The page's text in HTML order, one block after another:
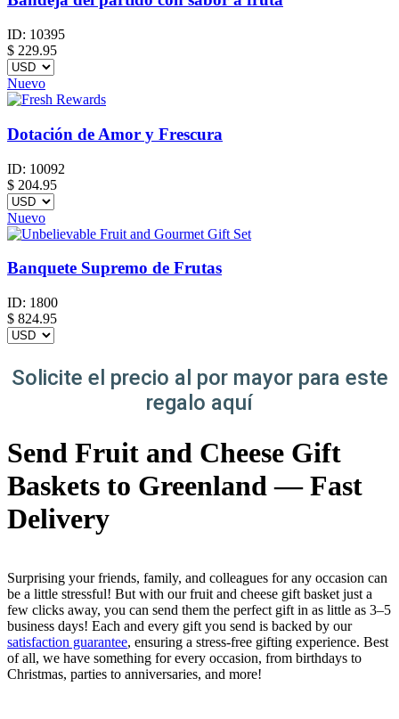
ID: 10395
$ 229.95
Nuevo
Dotación de Amor y Frescura
ID: 10092
$ 204.95
Nuevo
Banquete Supremo de Frutas
ID: 1800
$ 824.95
Solicite el precio al por mayor para este
regalo aquí
Send Fruit and Cheese Gift
Baskets to Greenland — Fast
Delivery
Surprising your friends, family, and colleagues for any occasion can
be a little stressful! But with our fruit and cheese gift basket just a
few clicks away, you can send them the perfect gift in as little as 3–5
business days! Each and every gift you send is backed by our
satisfaction guarantee, ensuring a stress-free gifting experience. Best
of all, we have something for every occasion, from birthdays to
Christmas, parties to anniversaries, and more!